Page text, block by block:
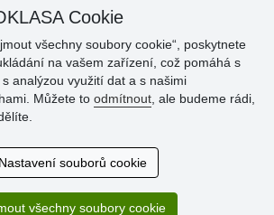
recenzí Cookie
všechny soubory cookie“, poskytnete
na vašem zařízení, což pomáhá s
analýzou využití dat a s našimi
Můžete to odmítnout , ale budeme rádi,
Nastavení souborů cookie
všechny soubory cookie